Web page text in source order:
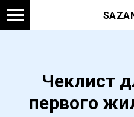
Чеклист
первого